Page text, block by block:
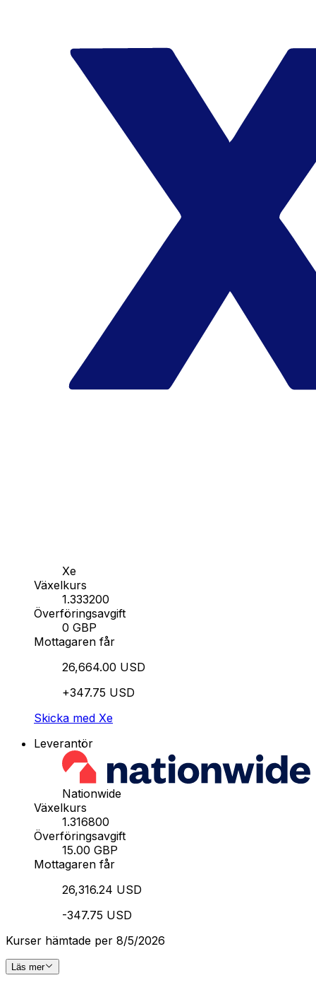
Xe
Växelkurs
1.333200
Överföringsavgift
0 GBP
Mottagaren får
26,664.00 USD
+347.75 USD
Skicka med Xe
Leverantör
Nationwide
Växelkurs
1.316800
Överföringsavgift
15.00 GBP
Mottagaren får
26,316.24 USD
-347.75 USD
Kurser hämtade per 8/5/2026
Läs mer